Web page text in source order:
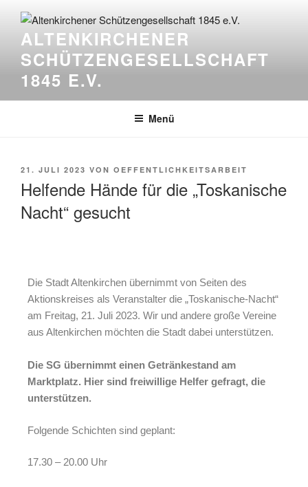
ALTENKIRCHENER
SCHÜTZENGESELLSCHAFT
1845 E.V.
Menü
21. JULI 2023 VON OEFFENTLICHKEITSARBEIT
Helfende Hände für die „Toskanische
Nacht“ gesucht
Die Stadt Altenkirchen übernimmt von Seiten des
Aktionskreises als Veranstalter die „Toskanische-Nacht“
am Freitag, 21. Juli 2023. Wir und andere große Vereine
aus Altenkirchen möchten die Stadt dabei unterstützen.
Die SG übernimmt einen Getränkestand am
Marktplatz. Hier sind freiwillige Helfer gefragt, die
unterstützen.
Folgende Schichten sind geplant:
17.30 – 20.00 Uhr